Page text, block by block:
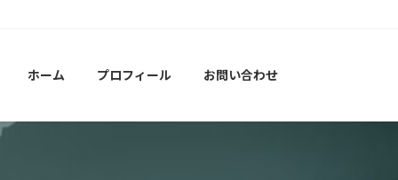
ホーム プロフィール お問い合わせ